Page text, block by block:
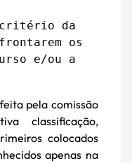
critério da
os
e/ou a
pela comissão
classificação,
colocados
apenas na